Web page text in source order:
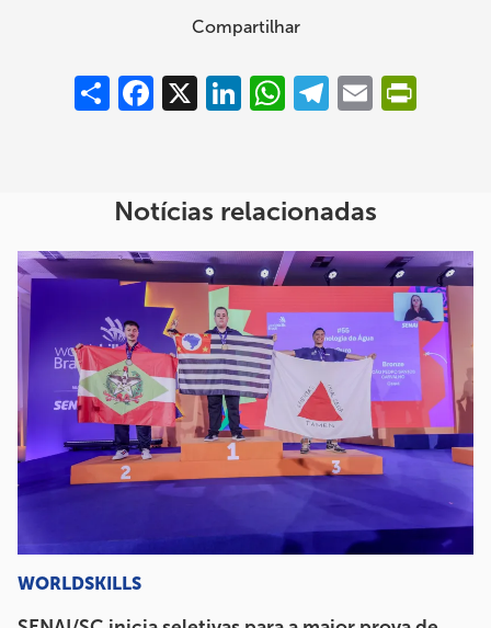
Compartilhar
Compartilhar
Facebook
X LinkedInWhatsAppTelegram
Email
Notícias relacionadas
WORLDSKILLS